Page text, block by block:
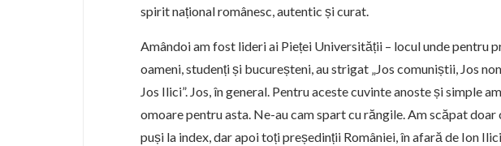
spirit național românesc, autentic și curat.
Amândoi am fost lideri ai Pieței Universității – locul unde pentru
oameni, studenți și bucureșteni, au strigat „Jos comuniștii, Jos
Jos Ilici”. Jos, în general. Pentru aceste cuvinte anoste și simple
omoare pentru asta. Ne-au cam spart cu răngile. Am scăpat doar
puși la index, dar apoi toți președinții României, în afară de Ion